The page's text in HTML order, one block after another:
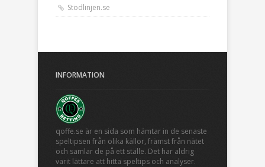
Stödlinjen.se
INFORMATION
qoffe.se är en sida som hämtar in de senaste
speltipsen från olika källor, främst från nätet
och samlar de på ett ställe. Det har aldrig
varit lättare att hitta speltips och analyser.